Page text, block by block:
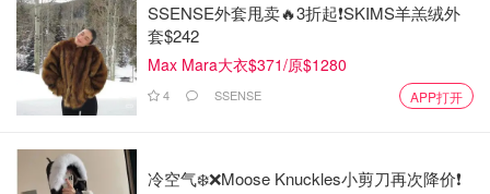
SSENSE外套甩卖🔥3折起❗SKIMS羊羔绒外
套$242
Max Mara大衣$371/原$1280
4 SSENSE APP打开
冷空气❄️❌️Moose Knuckles小剪刀再次降价❗️